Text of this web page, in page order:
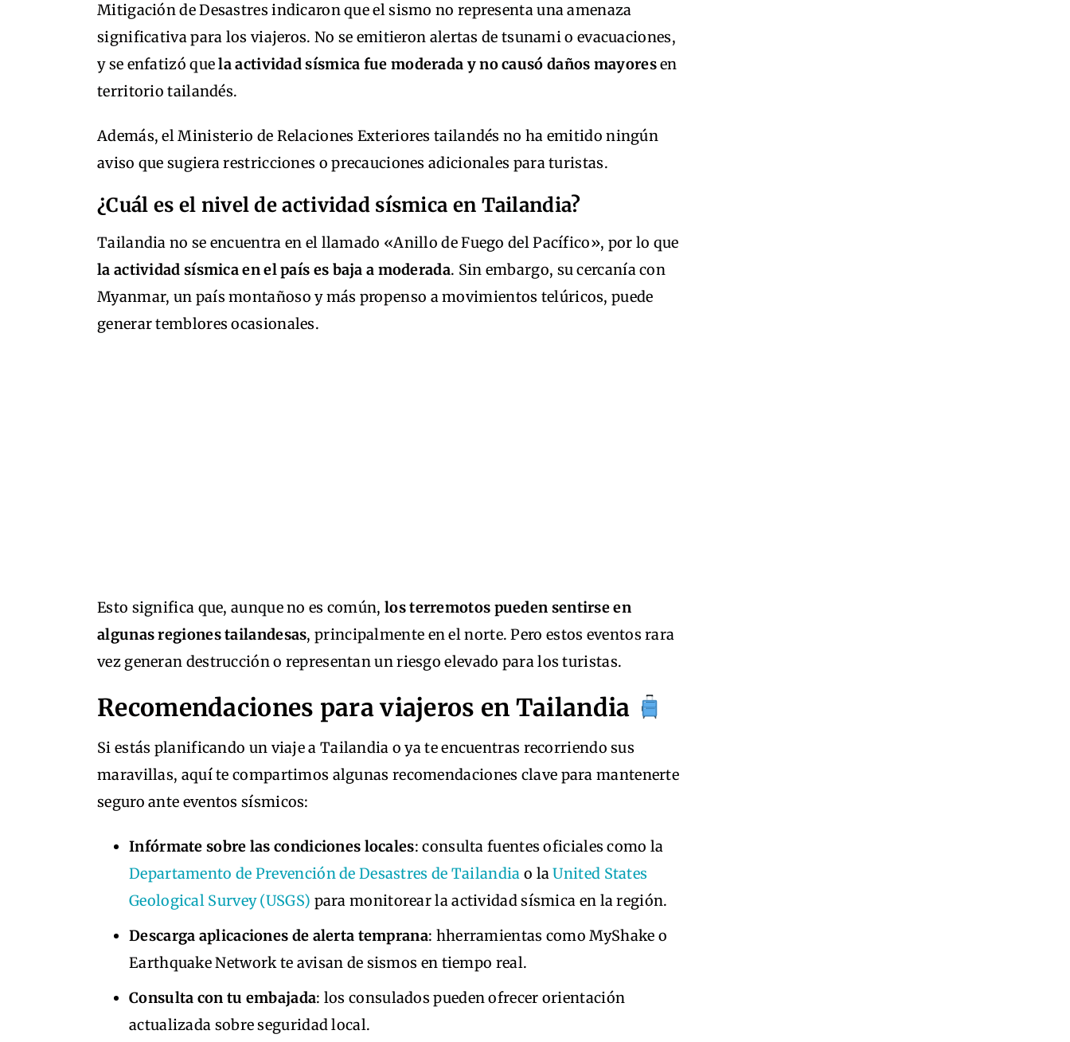
Mitigación de Desastres indicaron que el sismo no representa una amenaza
significativa para los viajeros. No se emitieron alertas de tsunami o evacuaciones,
y se enfatizó quela actividad sísmica fue moderada y no causó daños mayoresen
territorio tailandés.
Además, el Ministerio de Relaciones Exteriores tailandés no ha emitido ningún
aviso que sugiera restricciones o precauciones adicionales para turistas.
¿Cuál es el nivel de actividad sísmica en Tailandia?
Tailandia no se encuentra en el llamado «Anillo de Fuego del Pacífico», por lo que
la actividad sísmica en el país es baja a moderada. Sin embargo, su cercanía con
Myanmar, un país montañoso y más propenso a movimientos telúricos, puede
generar temblores ocasionales.
Esto significa que, aunque no es común, los terremotos pueden sentirse en
algunas regiones tailandesas, principalmente en el norte. Pero estos eventos rara
vez generan destrucción o representan un riesgo elevado para los turistas.
Recomendaciones para viajeros en Tailandia
Si estás planificando un viaje a Tailandia o ya te encuentras recorriendo sus
maravillas, aquí te compartimos algunas recomendaciones clave para mantenerte
seguro ante eventos sísmicos:
Infórmate sobre las condiciones locales: consulta fuentes oficiales como la
Departamento de Prevención de Desastres de Tailandia o laUnited States
Geological Survey (USGS) para monitorear la actividad sísmica en la región.
Descarga aplicaciones de alerta temprana: hherramientas como MyShake o
Earthquake Network te avisan de sismos en tiempo real.
Consulta con tu embajada: los consulados pueden ofrecer orientación
actualizada sobre seguridad local.